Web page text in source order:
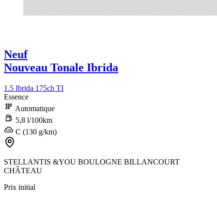
Neuf
Nouveau Tonale Ibrida
1.5 Ibrida 175ch TI
Essence
Automatique
5,8 l/100km
C (130 g/km)
STELLANTIS &YOU BOULOGNE BILLANCOURT
CHÂTEAU
Prix initial